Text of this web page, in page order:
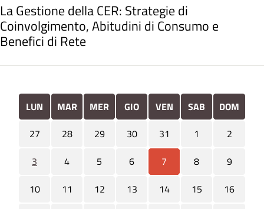
La Gestione della CER: Strategie di
Coinvolgimento, Abitudini di Consumo e
Benefici di Rete
LUN MAR MER GIO VEN SAB
DOM
27
28 29 30 31 1
2
3
4 5 6 7 8
9
10
11 12 13 14 15
16